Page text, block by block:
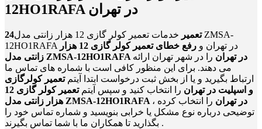
12HO1RAFA در تهران
24تعمیر
خدمات تعمیر کولر گازی 12 هزار زانتی مدل ZMSA-
12HO1RAFA در تهران و
رفع خطای تعمیر کولر گازی 12 هزار
زانتی مدل ZMSA-12HO1RAFA در تهران را در شهر تهران ارائه
می دهند. برای این منظور کافی است با شماره های تماس ما
ارتباط بگیرید و یا از بخش ثبت درخواست ابتدا آیتمتعمیر کولرگازی
و اسپلیت در تهران را انتخاب کنید و سپس آیتم
تعمیر کولر گازی 12
هزار زانتی مدل ZMSA-12HO1RAFA در تهران را انتخاب کرده ،
توضیحی درباره نوع مشکل یا خرابی بنویسید و شماره تماس خود را
بگذارید تا همکاران ما با شما تماس بگیرند .